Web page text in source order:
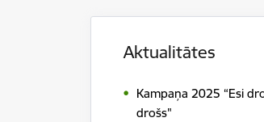
Aktualitātes
Kampaņa 2025 “Esi
drošs"